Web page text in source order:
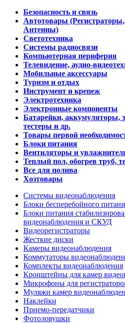
Безопасность и связь
Автотовары
Антенны)
Светотехника
Системы радиосвязи
Компьютерная периферия
Телевидение, аудио-
Мобильные аксессуары
Туризм и отдых
Инструмент и крепеж
Электротехника
Электронные компоненты
Батарейки, аккумуляторы,
тестеры и др.
Товары первой
Блоки питания
Вентиляторы и
Теплый пол, обогрев труб,
Все для полива
Хозтовары
Системы видеонаблюдения
Блоки бесперебойного
Блоки питания
видеонаблюдения и СКУД
Видеорегистраторы
Жесткие диски
Камеры видеонаблюдения
Коммутаторы
Комплекты видеонаблюдения
Кронштейны для камер
Микрофоны для
Муляжи камер
Наклейки
Приемо-передатчики
Фотоловушки